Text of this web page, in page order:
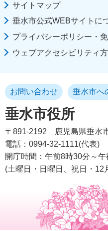
サイトマップ
垂水市公式WEBサイトに
プライバシーポリシー・
ウェブアクセシビリティ
垂水市役所
お問い合わせ 垂水市へ
〒891-2192
鹿児島県垂水
電話：0994-32-1111(代表)
開庁時間：午前8時30分～
(土曜日・日曜日、祝日・12